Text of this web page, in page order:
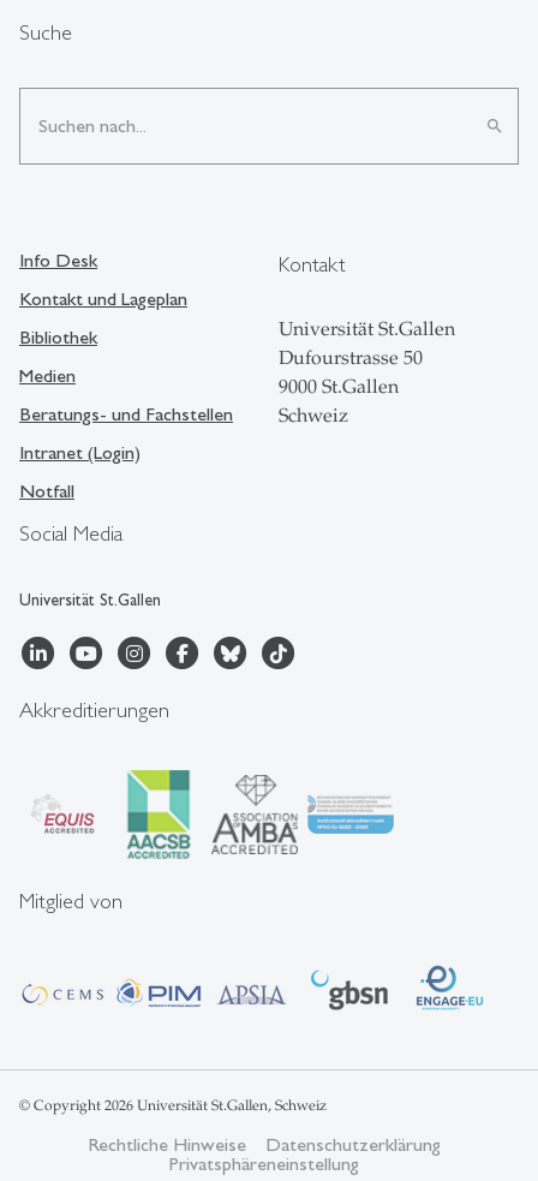
Suche
search
Social Media
Universität St.Gallen
Info Desk
Kontakt und Lageplan
Bibliothek
Medien
Beratungs- und Fachstellen
Intranet (Login)
Notfall
Kontakt
Universität St.Gallen
Dufourstrasse 50
9000 St.Gallen
Schweiz
Akkreditierungen
Mitglied von
© Copyright 2026 Universität St.Gallen, Schweiz
Rechtliche Hinweise
Datenschutzerklärung
Privatsphäreneinstellung